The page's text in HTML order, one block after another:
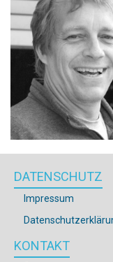
DATENSCHUTZ
Impressum
KONTAKT